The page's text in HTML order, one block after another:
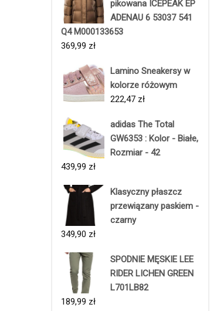
pikowana ICEPEAK EP
ADENAU 6 53037 541
Q4 M000133653
369,99 zł
Lamino Sneakersy w
kolorze różowym
222,47 zł
adidas The Total
GW6353 : Kolor - Białe,
Rozmiar - 42
439,99 zł
Klasyczny płaszcz
przewiązany paskiem -
czarny
349,90 zł
SPODNIE MĘSKIE LEE
RIDER LICHEN GREEN
L701LB82
189,99 zł